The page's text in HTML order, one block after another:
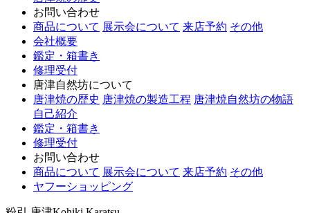
お問い合わせ
商品について 展示会について 来店予約 その他
会社概要
鑑定・箱書き
修理受付
唐津自然坊について
唐津焼の歴史 唐津焼の製造工程 唐津焼自然坊の物語
自己紹介
鑑定・箱書き
修理受付
お問い合わせ
商品について 展示会について 来店予約 その他
ヤフーショッピング